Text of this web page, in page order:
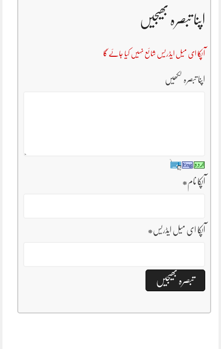
اپنا تبصرہ بھیجیں
آپکا ای میل ایڈریس شائع نہیں کیا جائے گا
اپنا تبصرہ لکھیں
آپکا نام*
آپکا ای میل ایڈریس*